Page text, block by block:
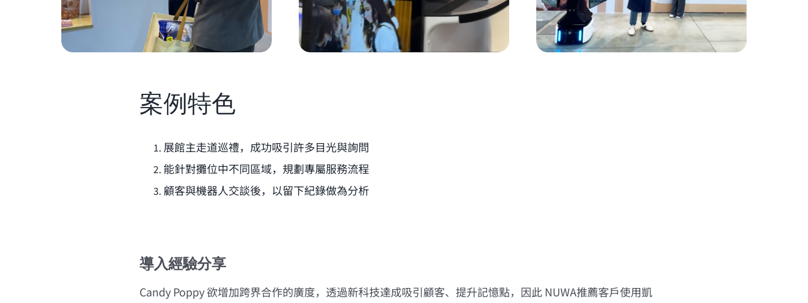
案例特色
展館主走道巡禮，成功吸引許多目光與詢問
能針對攤位中不同區域，規劃專屬服務流程
顧客與機器人交談後，以留下紀錄做為分析
導入經驗分享
Candy Poppy 欲增加跨界合作的廣度，透過新科技達成吸引顧客、提升記憶點，因此 NUWA推薦客戶使用凱